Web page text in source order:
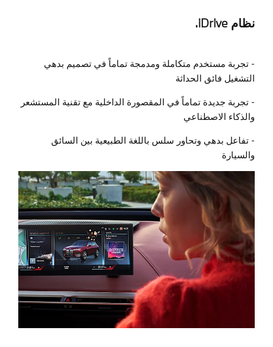
نظام iDrive .
- تجربة مستخدم متكاملة ومدمجة تماماً في تصميم بدهي
التشغيل فائق الحداثة
- تجربة جديدة تماماً في المقصورة الداخلية مع تقنية المستشعر
والذكاء الاصطناعي
- تفاعل بدهي وتحاور سلس باللغة الطبيعية بين السائق
والسيارة